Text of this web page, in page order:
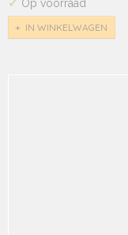
Op voorraad
IN WINKELWAGEN